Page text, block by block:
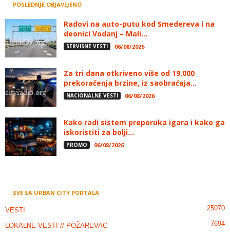
POSLEDNJE OBJAVLJENO
Radovi na auto-putu kod Smedereva i na
deonici Vodanj – Mali...
SERVISNE VESTI 06/08/2026
Za tri dana otkriveno više od 19.000
prekoračenja brzine, iz saobraćaja...
NACIONALNE VESTI 06/08/2026
Kako radi sistem preporuka igara i kako ga
iskoristiti za bolji...
PROMO 06/08/2026
SVE SA URBAN CITY PORTALA
VESTI 25070
LOKALNE VESTI // POŽAREVAC 7694